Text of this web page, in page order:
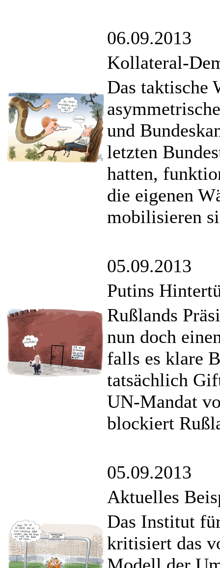
06.09.2013
Kollateral-
Das taktische
und
letzten
hatten,
die eigenen
mobilisieren
05.09.2013
Putins
Rußlands
nun doch
falls es klare
tatsächlich
UN-Mandat
blockiert
05.09.2013
Aktuelles
Das Institut
kritisiert das